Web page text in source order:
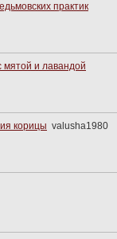
практик
и лавандой
корицы valusha1980